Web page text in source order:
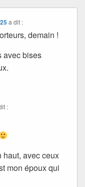
a dit :
demain !
avec bises
:
haut, avec ceux
mon époux qui